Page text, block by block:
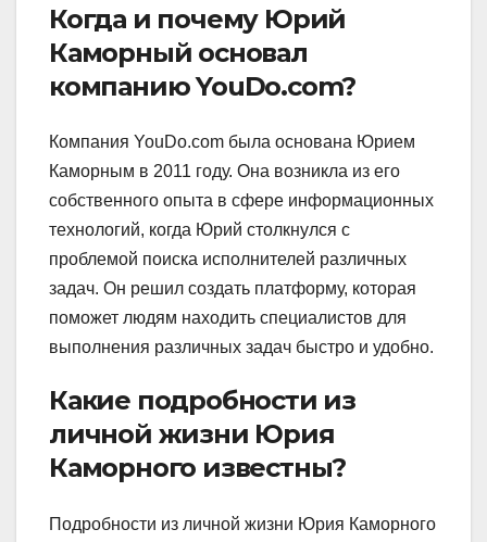
Когда и почему Юрий
Каморный основал
компанию YouDo.com?
Компания YouDo.com была основана Юрием
Каморным в 2011 году. Она возникла из его
собственного опыта в сфере информационных
технологий, когда Юрий столкнулся с
проблемой поиска исполнителей различных
задач. Он решил создать платформу, которая
поможет людям находить специалистов для
выполнения различных задач быстро и удобно.
Какие подробности из
личной жизни Юрия
Каморного известны?
Подробности из личной жизни Юрия Каморного